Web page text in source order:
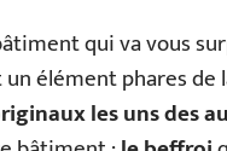
qui va vous
élément phares de
les uns des